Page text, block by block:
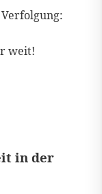
weit!
in der